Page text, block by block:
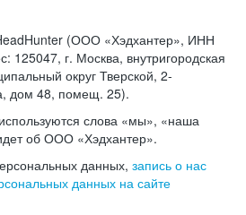
(ООО «Хэдхантер», ИНН
125047, г. Москва, внутригородская
округ Тверской, 2-
дом 48, помещ. 25).
слова «мы», «наша
об ООО «Хэдхантер».
данных, запись о нас
данных на сайте